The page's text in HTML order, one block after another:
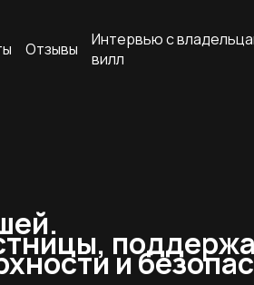
Отзывы
Интервью с
вилл
и